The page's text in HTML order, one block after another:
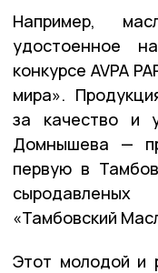
Например,
удостоенное
конкурсе AVPA
мира».
за качество и
Домнышева —
первую в
«Тамбовский
Этот молодой и